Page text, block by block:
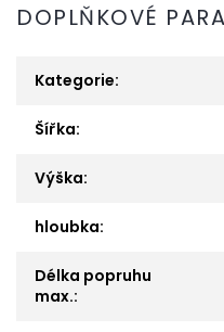
DOPLŇKOVÉ
Kategorie:
Šířka:
Výška:
hloubka:
Délka popruhu
max.: